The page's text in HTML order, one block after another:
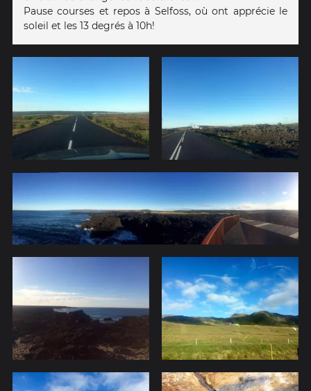
Pause courses et repos à Selfoss, où ont apprécie le
soleil et les 13 degrés à 10h!